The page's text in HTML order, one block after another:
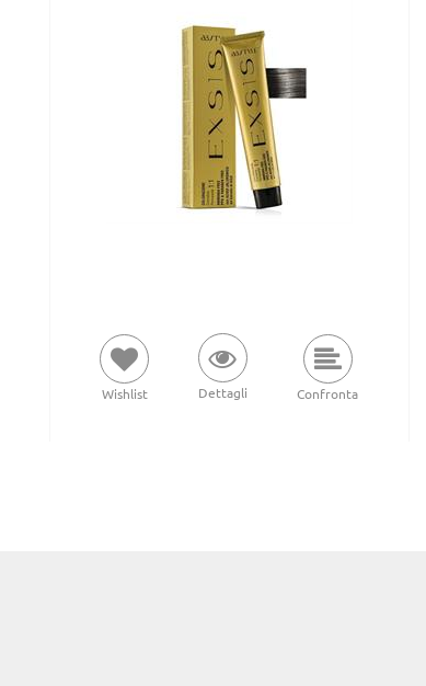
Wishlist Dettagli Confronta